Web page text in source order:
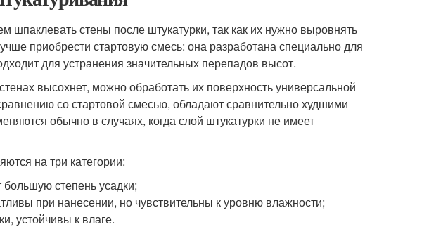
шпаклевать стены после штукатурки, так как их нужно выровнять
приобрести стартовую смесь: она разработана специально для
для устранения значительных перепадов высот.
высохнет, можно обработать их поверхность универсальной
со стартовой смесью, обладают сравнительно худшими
обычно в случаях, когда слой штукатурки не имеет
на три категории:
степень усадки;
при нанесении, но чувствительны к уровню влажности;
устойчивы к влаге.